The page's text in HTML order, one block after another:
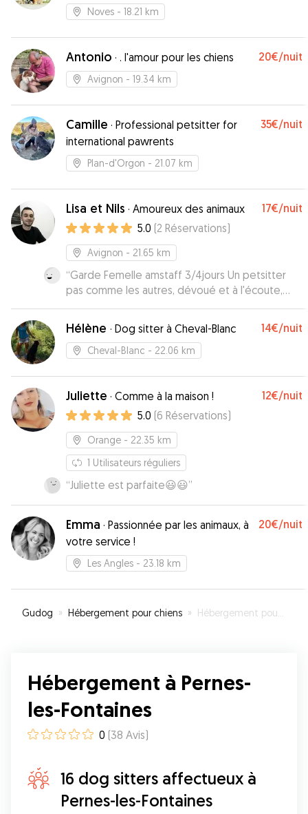
Noves - 18.21 km
Antonio · . l'amour pour les chiens 20€/nuit
Avignon - 19.34 km
Camille · Professional petsitter for
international pawrents
35€/nuit
Plan-d'Orgon - 21.07 km
Lisa et Nils · Amoureux des animaux 17€/nuit
5.0 (2 Réservations)
Avignon - 21.65 km
“Garde Femelle amstaff 3/4jours Un petsitter
pas comme les autres, dévoué et à l'écoute,
merci à Nils d'avoir compris Xena, ses besoins et
s'être adapté à elle et à nous.
Hélène · Dog sitter à Cheval-Blanc 14€/nuit
Cheval-Blanc - 22.06 km
Juliette · Comme à la maison ! 12€/nuit
5.0 (6 Réservations)
Orange - 22.35 km
1 Utilisateurs réguliers
“Juliette est parfaite😃😃”
Emma · Passionnée par les animaux, à
votre service !
20€/nuit
Les Angles - 23.18 km
Gudog » Hébergement pour chiens » Hébergement pour votre chien à Pernes-les-Fontaines
Hébergement à Pernes-
les-Fontaines
0 (38 Avis)
16 dog sitters affectueux à
Pernes-les-Fontaines